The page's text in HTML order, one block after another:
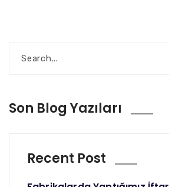
Son Blog Yazıları
Recent Post